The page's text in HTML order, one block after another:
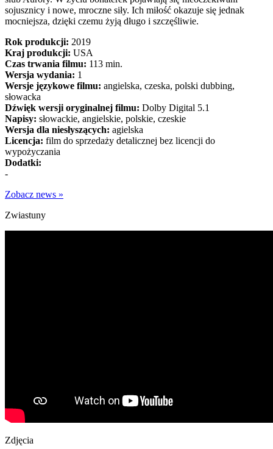
sojusznicy i nowe, mroczne siły. Ich miłość okazuje się jednak
mocniejsza, dzięki czemu żyją długo i szczęśliwie.
Rok produkcji: 2019
Kraj produkcji: USA
Czas trwania filmu: 113 min.
Wersja wydania: 1
Wersje językowe filmu: angielska, czeska, polski dubbing,
słowacka
Dźwięk wersji oryginalnej filmu: Dolby Digital 5.1
Napisy: słowackie, angielskie, polskie, czeskie
Wersja dla niesłyszących: agielska
Licencja: film do sprzedaży detalicznej bez licencji do
wypożyczania
Dodatki:
-
Zobacz news »
Zwiastuny
Zdjęcia